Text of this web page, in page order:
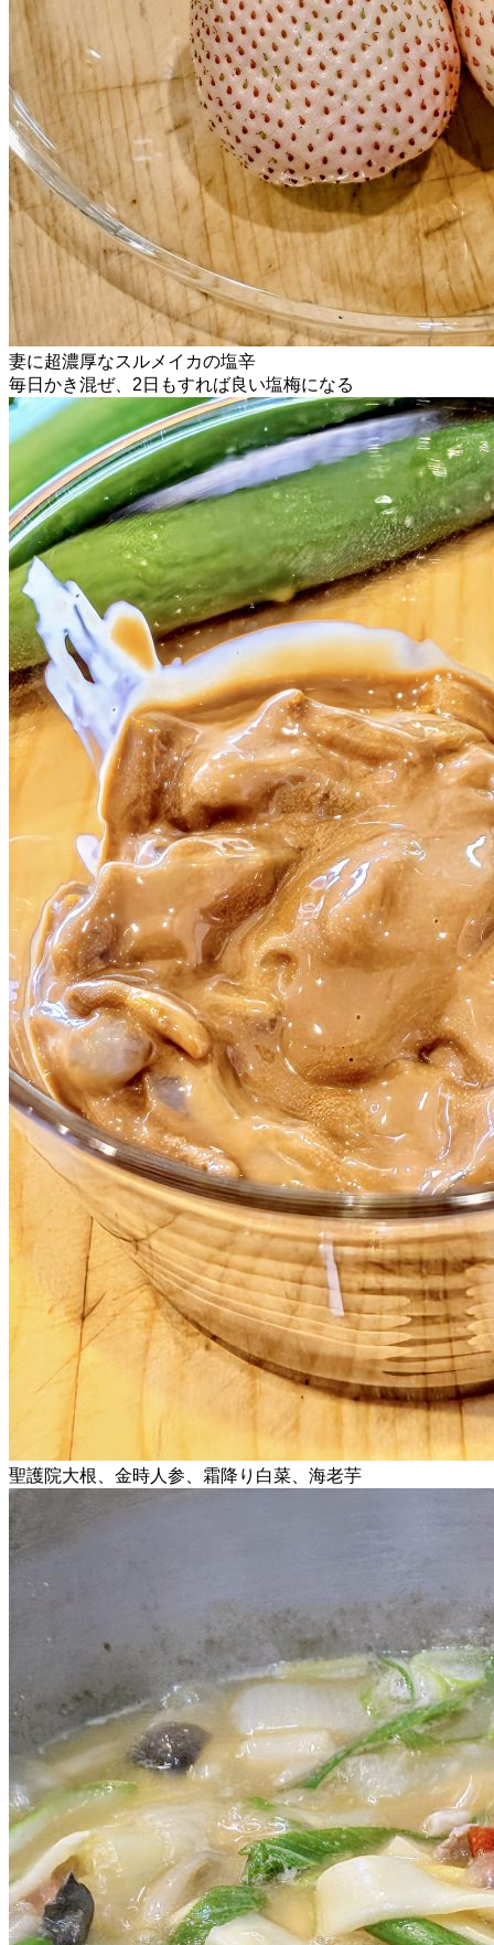
妻に超濃厚なスルメイカの塩辛
毎日かき混ぜ、2日もすれば良い塩梅になる
聖護院大根、金時人参、霜降り白菜、海老芋